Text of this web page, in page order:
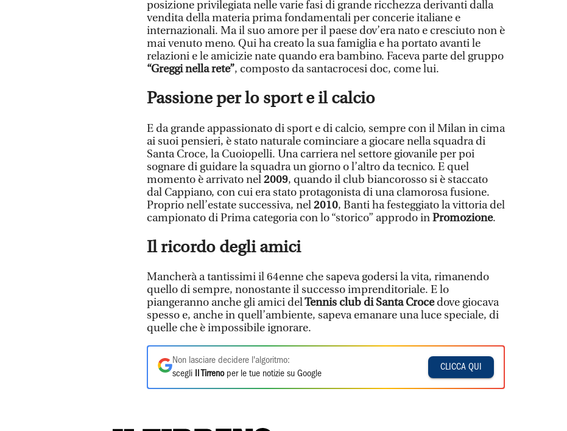
posizione privilegiata nelle varie fasi di grande ricchezza derivanti dalla
vendita della materia prima fondamentali per concerie italiane e
internazionali. Ma il suo amore per il paese dov’era nato e cresciuto non è
mai venuto meno. Qui ha creato la sua famiglia e ha portato avanti le
relazioni e le amicizie nate quando era bambino. Faceva parte del gruppo
“Greggi nella rete”, composto da santacrocesi doc, come lui.
Passione per lo sport e il calcio
E da grande appassionato di sport e di calcio, sempre con il Milan in cima
ai suoi pensieri, è stato naturale cominciare a giocare nella squadra di
Santa Croce, la Cuoiopelli. Una carriera nel settore giovanile per poi
sognare di guidare la squadra un giorno o l’altro da tecnico. E quel
momento è arrivato nel2009, quando il club biancorosso si è staccato
dal Cappiano, con cui era stato protagonista di una clamorosa fusione.
Proprio nell’estate successiva, nel2010, Banti ha festeggiato la vittoria del
campionato di Prima categoria con lo “storico” approdo inPromozione.
Il ricordo degli amici
Mancherà a tantissimi il 64enne che sapeva godersi la vita, rimanendo
quello di sempre, nonostante il successo imprenditoriale. E lo
piangeranno anche gli amici delTennis club di Santa Crocedove giocava
spesso e, anche in quell’ambiente, sapeva emanare una luce speciale, di
quelle che è impossibile ignorare.
Non lasciare decidere l'algoritmo:
scegli
Il Tirrenoper le tue notizie su Google
CLICCA QUI